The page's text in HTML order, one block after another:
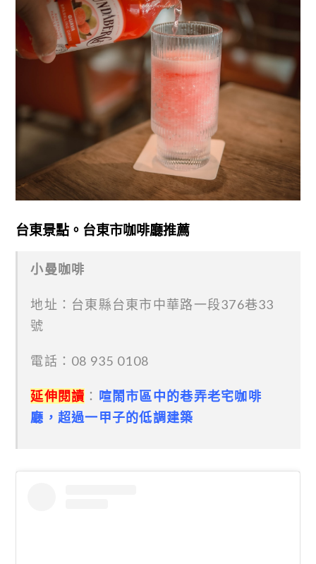
台東景點。台東市咖啡廳推薦
小曼咖啡
地址：台東縣台東市中華路一段376巷33
號
電話：08 935 0108
延伸閱讀 ： 喧鬧市區中的巷弄老宅咖啡
廳，超過一甲子的低調建築